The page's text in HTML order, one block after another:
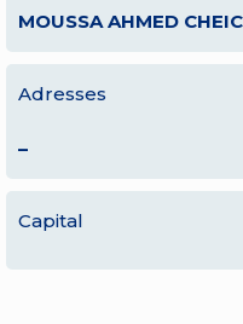
MOUSSA AHMED
Adresses
–
Capital